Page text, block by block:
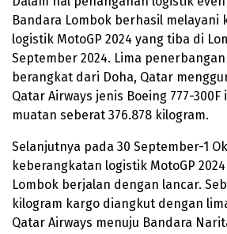
Bandara Lombok berhasil melayani
logistik MotoGP 2024 yang tiba di
September 2024. Lima
berangkat dari Doha, Qatar
Qatar Airways jenis Boeing 777-
muatan seberat 376.878 kilogram.
Selanjutnya pada 30 September-1
keberangkatan logistik MotoGP
Lombok berjalan dengan lancar.
kilogram kargo diangkut dengan
Qatar Airways menuju Bandara